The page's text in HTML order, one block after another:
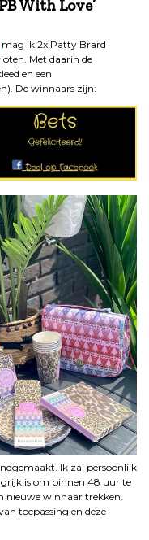
With Love’
mag ik 2x Patty Brard
Met daarin de
en een
De winnaars zijn:
Ik zal persoonlijk
is om binnen 48 uur te
nieuwe winnaar trekken.
toepassing en deze